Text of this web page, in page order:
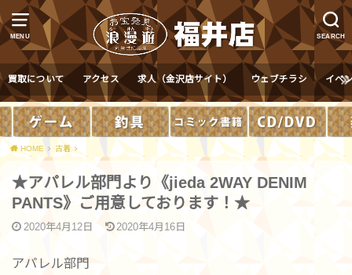
MENU SEARCH
買取について アクセス 求人（金沢店サイト） ウェブチラシ イベ
HOME 古着
★アパレル部門より《jieda 2WAY DENIM
PANTS》ご用意しております！★
2020年4月12日 2020年4月16日
アパレル部門